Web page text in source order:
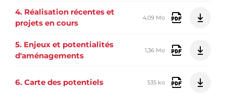
4. Réalisation récentes et
projets en cours
4,09 Mo
5. Enjeux et potentialités
d'aménagements
1,36 Mo
6. Carte des potentiels 535 ko